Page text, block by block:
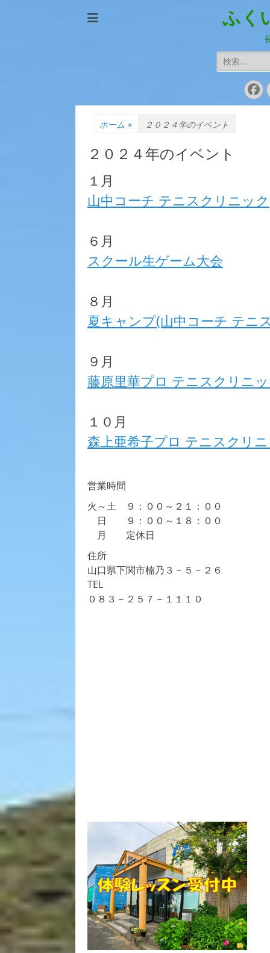
ふく
検
索:
ホーム » ２０２４年のイベント
２０２４年のイベント
１月
山中コーチ テニスクリニック
６月
スクール生ゲーム大会
８月
夏キャンプ(山中コーチ テニ
９月
藤原里華プロ テニスクリニ
１０月
森上亜希子プロ テニスクリ
営業時間
火～土 ９：００～２１：００
日 ９：００～１８：００
月 定休日
住所
山口県下関市楠乃３－５－２６
TEL
０８３－２５７－１１１０